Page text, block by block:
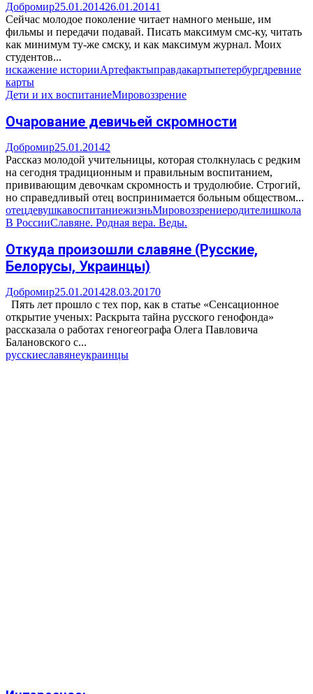
Добромир25.01.201426.01.20141
Сейчас молодое поколение читает намного меньше, им
фильмы и передачи подавай. Писать максимум смс-ку, читать
как минимум ту-же смску, и как максимум журнал. Моих
студентов...
искажение историиАртефактыправдакартыпетербургдревние
карты
Дети и их воспитаниеМировоззрение
Очарование девичьей скромности
Добромир25.01.20142
Рассказ молодой учительницы, которая столкнулась с редким
на сегодня традиционным и правильным воспитанием,
прививающим девочкам скромность и трудолюбие. Строгий,
но справедливый отец воспринимается больным обществом...
отецдевушкавоспитаниежизньМировоззрениеродителишкола
В РоссииСлавяне. Родная вера. Веды.
Откуда произошли славяне (Русские,
Белорусы, Украинцы)
Добромир25.01.201428.03.20170
Пять лет прошло с тех пор, как в статье «Сенсационное
открытие ученых: Раскрыта тайна русского генофонда»
рассказала о работах геногеографа Олега Павловича
Балановского с...
русскиеславянеукраинцы